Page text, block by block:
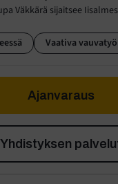
Väkkärä sijaitsee
Vaativa vauvatyö
Ajanvaraus
Yhdistyksen